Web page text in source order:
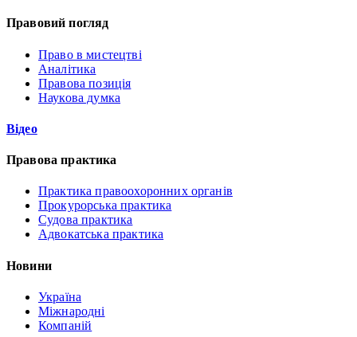
Правовий погляд
Право в мистецтві
Аналітика
Правова позиція
Наукова думка
Відео
Правова практика
Практика правоохоронних органів
Прокурорська практика
Судова практика
Адвокатська практика
Новини
Україна
Міжнародні
Компаній